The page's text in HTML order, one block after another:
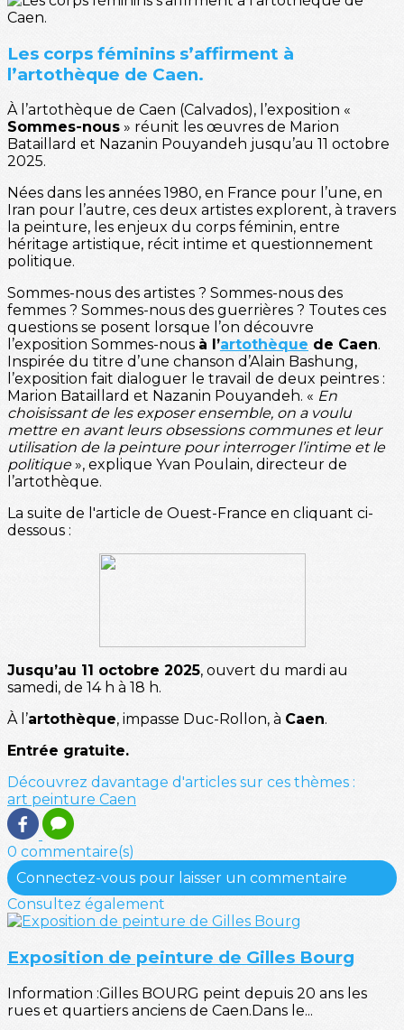
Les corps féminins s’affirment à
l’artothèque de Caen.
À l’artothèque de Caen (Calvados), l’exposition «
Sommes-nous » réunit les œuvres de Marion
Bataillard et Nazanin Pouyandeh jusqu’au 11 octobre
2025.
Nées dans les années 1980, en France pour l’une, en
Iran pour l’autre, ces deux artistes explorent, à travers
la peinture, les enjeux du corps féminin, entre
héritage artistique, récit intime et questionnement
politique.
Sommes-nous des artistes ? Sommes-nous des
femmes ? Sommes-nous des guerrières ? Toutes ces
questions se posent lorsque l’on découvre
l’exposition Sommes-nous à l’artothèque de Caen.
Inspirée du titre d’une chanson d’Alain Bashung,
l’exposition fait dialoguer le travail de deux peintres :
Marion Bataillard et Nazanin Pouyandeh. « En
choisissant de les exposer ensemble, on a voulu
mettre en avant leurs obsessions communes et leur
utilisation de la peinture pour interroger l’intime et le
politique», explique Yvan Poulain, directeur de
l’artothèque.
La suite de l'article de Ouest-France en cliquant ci-
dessous :
Jusqu’au 11 octobre 2025, ouvert du mardi au
samedi, de 14 h à 18 h.
À l’artothèque, impasse Duc-Rollon, à Caen.
Entrée gratuite.
Découvrez davantage d'articles sur ces thèmes :
art peinture Caen
0 commentaire(s)
Connectez-vous pour laisser un commentaire
Consultez également
Exposition de peinture de Gilles Bourg
Information :Gilles BOURG peint depuis 20 ans les
rues et quartiers anciens de Caen.Dans le...